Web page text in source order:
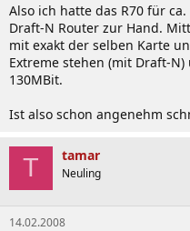
Also ich hatte das R70 für
Draft-N Router zur Hand.
mit exakt der selben Karte
Extreme stehen (mit Draft-
130MBit.
Ist also schon angenehm
T tamar
Neuling
14.02.2008